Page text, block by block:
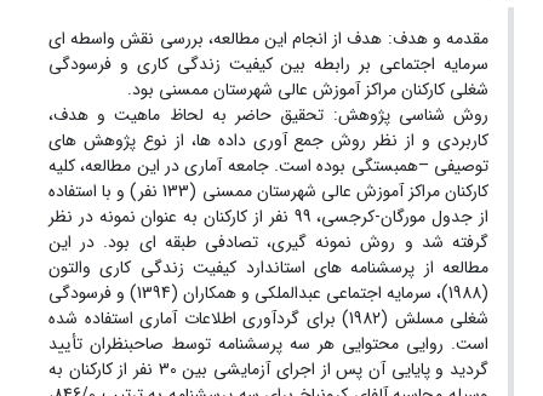
مقدمه و هدف: هدف از انجام این مطالعه، بررسی نقش واسطه ای
سرمایه اجتماعی بر رابطه بین کیفیت زندگی کاری و فرسودگی
شغلی کارکنان مراکز آموزش عالی شهرستان ممسنی بود.
روش شناسی پژوهش: تحقیق حاضر به لحاظ ماهیت و هدف،
کاربردی و از نظر روش جمع آوری داده ها، از نوع پژوهش های
توصیفی –همبستگی بوده است. جامعه آماری در این مطالعه، کلیه
کارکنان مراکز آموزش عالی شهرستان ممسنی (133 نفر) و با استفاده
از جدول مورگان-کرجسی، 99 نفر از کارکنان به عنوان نمونه در نظر
گرفته شد و روش نمونه گیری، تصادفی طبقه ای بود. در این
مطالعه از پرسشنامه های استاندارد کیفیت زندگی کاری والتون
(1988)، سرمایه اجتماعی عبدالملکی و همکاران (1394) و فرسودگی
شغلی مسلش (1982) برای گردآوری اطلاعات آماری استفاده شده
است. روایی محتوایی هر سه پرسشنامه توسط صاحبنظران تأیید
گردید و پایایی آن پس از اجرای آزمایشی بین 30 نفر از کارکنان به